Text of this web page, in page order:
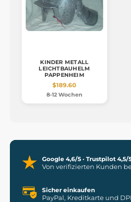
KINDER METALL
LEICHTBAUHELM
PAPPENHEIM
$189.60
8-12 Wochen
Google 4,6/5 · Trustpilot 4,5/
Von verifizierten Kunden
Sicher einkaufen
PayPal, Kreditkarte und